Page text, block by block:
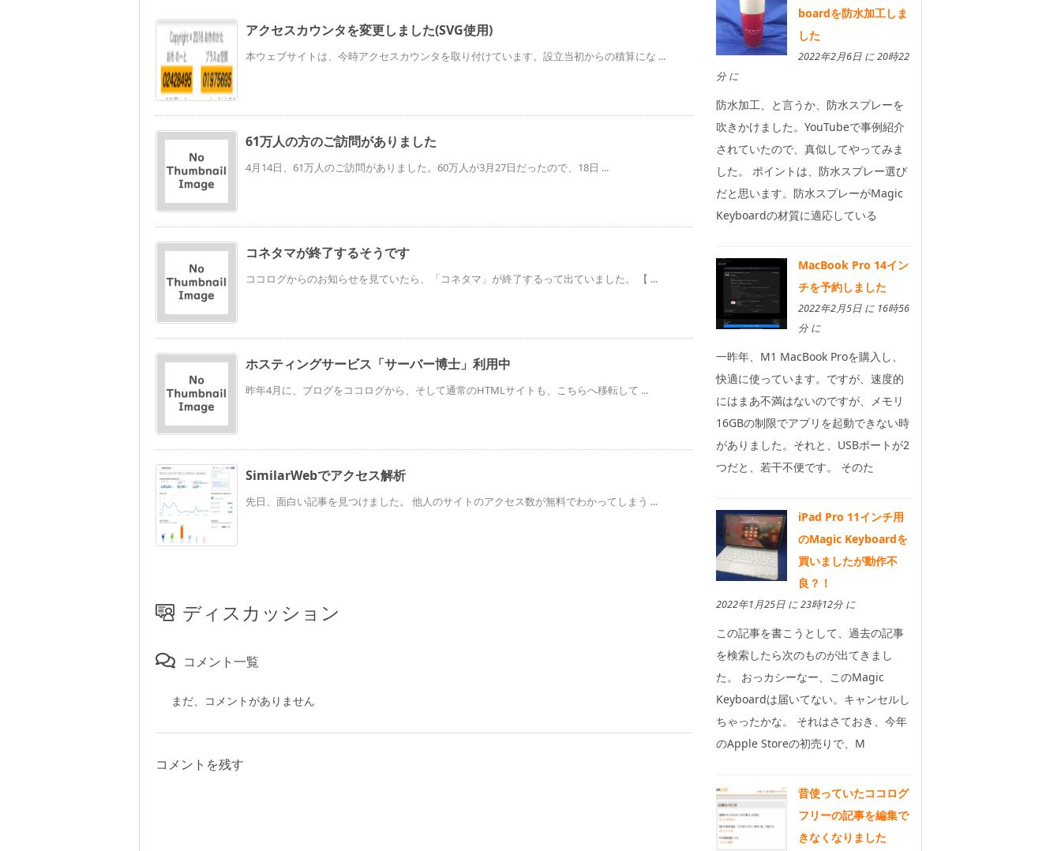
アクセスカウンタを変更しました(SVG使用)
本ウェブサイトは、今時アクセスカウンタを取り付けています。設立当初からの積算にな ...
61万人の方のご訪問がありました
4月14日、61万人のご訪問がありました。60万人が3月27日だったので、18日 ...
コネタマが終了するそうです
ココログからのお知らせを見ていたら、「コネタマ」が終了するって出ていました。 【 ...
ホスティングサービス「サーバー博士」利用中
昨年4月に、ブログをココログから、そして通常のHTMLサイトも、こちらへ移転して ...
SimilarWebでアクセス解析
先日、面白い記事を見つけました。 他人のサイトのアクセス数が無料でわかってしまう ...
ディスカッション
コメント一覧
まだ、コメントがありません
コメントを残す
boardを防水加工しま
した
2022年2月6日 に 20時22
分 に
防水加工、と言うか、防水スプレーを
吹きかけました。YouTubeで事例紹介
されていたので、真似してやってみま
した。 ポイントは、防水スプレー選び
だと思います。防水スプレーがMagic
Keyboardの材質に適応している
MacBook Pro 14イン
チを予約しました
2022年2月5日 に 16時56
分 に
一昨年、M1 MacBook Proを購入し、
快適に使っています。ですが、速度的
にはまあ不満はないのですが、メモリ
16GBの制限でアプリを起動できない時
がありました。それと、USBポートが2
つだと、若干不便です。 そのた
iPad Pro 11インチ用
のMagic Keyboardを
買いましたが動作不
良？！
2022年1月25日 に 23時12分 に
この記事を書こうとして、過去の記事
を検索したら次のものが出てきまし
た。 おっカシーなー、このMagic
Keyboardは届いてない。キャンセルし
ちゃったかな。 それはさておき、今年
のApple Storeの初売りで、M
昔使っていたココログ
フリーの記事を編集で
きなくなりました